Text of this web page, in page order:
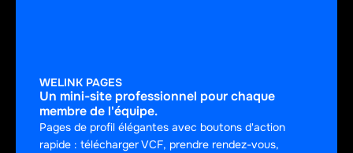
WELINK PAGES
Un mini-site professionnel pour chaque
membre de l'équipe.
Pages de profil élégantes avec boutons d'action
rapide : télécharger VCF, prendre rendez-vous,